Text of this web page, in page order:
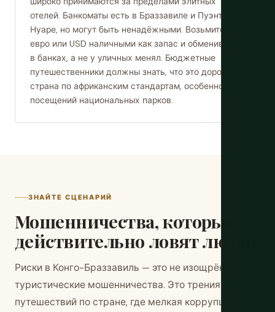
отелей. Банкоматы есть в Браззавиле и Пуэнт-
Нуаре, но могут быть ненадёжными. Возьмите
евро или USD наличными как запас и обменивайте
в банках, а не у уличных менял. Бюджетные
путешественники должны знать, что это дорогая
страна по африканским стандартам, особенно для
посещений национальных парков.
ЗНАЙТЕ СЦЕНАРИЙ
Мошенничества, которые
действительно ловят людей
Риски в Конго-Браззавиль — это не изощрённые
туристические мошенничества. Это трения от
путешествий по стране, где мелкая коррупция —